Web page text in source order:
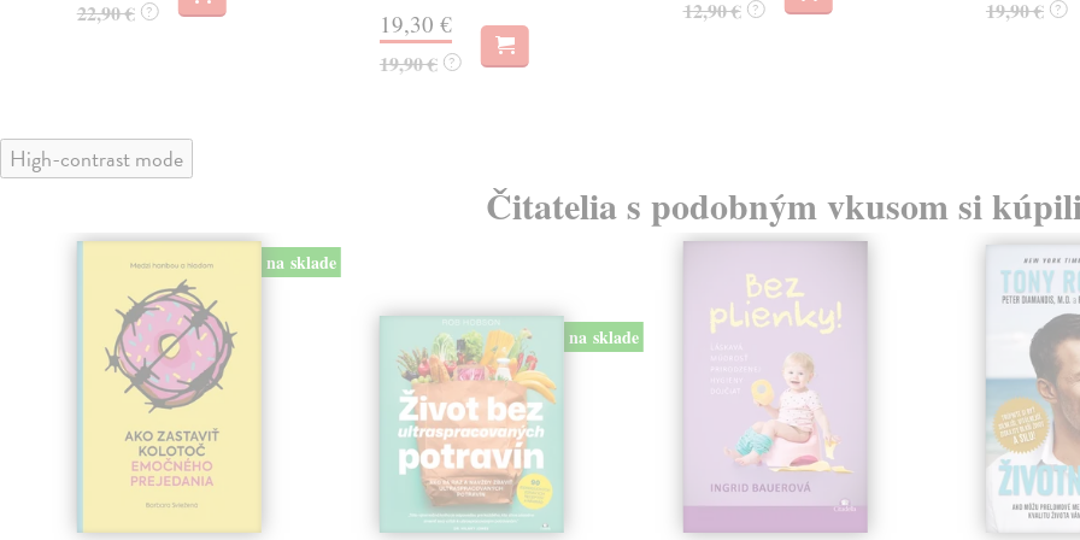
22,90 € ? 19,30 €
19,90 € ?
12,90 € ? 19,90 € ?
High-contrast mode
Čitatelia s podobným vkusom si
na sklade
na sklade